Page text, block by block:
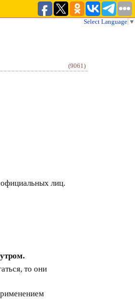
Select Language ▼
(9061)
лиц.
то они